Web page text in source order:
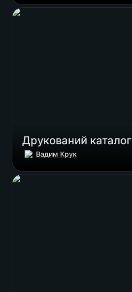
Друкований каталог
Друкований каталог
Вадим Крук
Сайт каталог